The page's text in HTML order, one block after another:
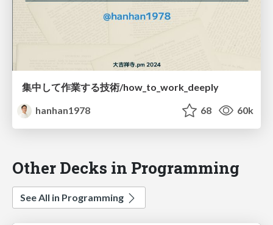
集中して作業する技術/how_to_work_deeply
hanhan1978
68 60k
Other Decks in Programming
See All in Programming